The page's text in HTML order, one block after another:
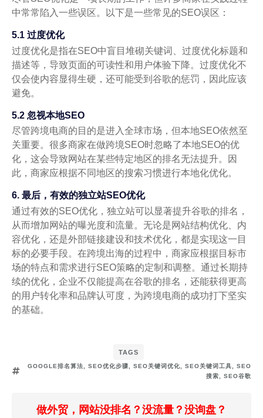
中常常陷入一些误区。以下是一些常见的SEO误区：
5.1 过度优化
过度优化是指在SEO中盲目堆砌关键词、过度优化标题和
描述等，导致页面的可读性和用户体验下降。过度优化不
仅会使内容显得生硬，还可能受到谷歌的惩罚，因此应该
避免。
5.2 忽视本地SEO
尽管跨境电商的目的是进入全球市场，但本地SEO依然至
关重要。很多商家在做跨境SEO时忽略了本地SEO的优
化，这会导致网站在某些特定地区的排名无法提升。因
此，商家应根据不同地区的搜索习惯进行本地化优化。
6. 最后，有效的独立站SEO优化
通过有效的SEO优化，独立站可以显著提升谷歌的排名，
从而增加网站的曝光度和流量。无论是网站结构优化、内
容优化，还是外部链接建设和技术优化，都是实现这一目
标的必要手段。在跨境出海的过程中，商家应根据目标市
场的特点和需求进行SEO策略的定制和调整。通过长期持
续的优化，企业不仅能提高在谷歌的排名，还能获得更高
的用户转化率和品牌认可度，为跨境电商的成功打下坚实
的基础。
TAGS
GOOGLE排名算法, SEO优化步骤, SEO关键词优化, SEO关键词工具, SEO
搜索, SEO谷歌
做外贸，网站没排名？没流量？没询盘？